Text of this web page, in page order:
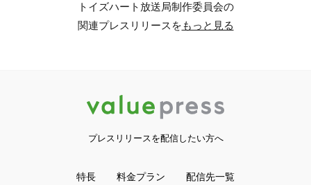
トイズハート放送局制作委員会の
関連プレスリリースをもっと見る
プレスリリースを配信したい方へ
特長 料金プラン 配信先一覧